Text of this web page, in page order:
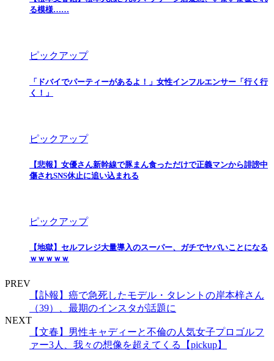
る模様……
ピックアップ
「ドバイでパーティーがあるよ！」女性インフルエンサー「行く行
く！」
ピックアップ
【悲報】女優さん新幹線で豚まん食っただけで正義マンから誹謗中
傷されSNS休止に追い込まれる
ピックアップ
【地獄】セルフレジ大量導入のスーパー、ガチでヤバいことになる
ｗｗｗｗｗ
PREV
【訃報】癌で急死したモデル・タレントの岸本梓さん
（39）、最期のインスタが話題に
NEXT
【文春】男性キャディーと不倫の人気女子プロゴルフ
ァー3人、我々の想像を超えてくる【pickup】